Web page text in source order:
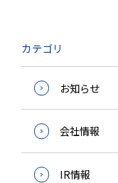
カテゴリ
お知らせ
会社情報
IR情報